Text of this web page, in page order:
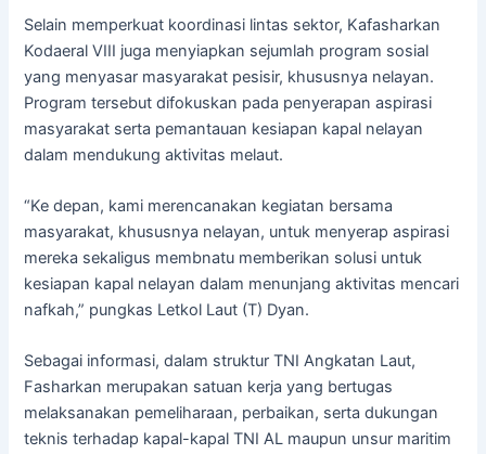
Selain memperkuat koordinasi lintas sektor, Kafasharkan
Kodaeral VIII juga menyiapkan sejumlah program sosial
yang menyasar masyarakat pesisir, khususnya nelayan.
Program tersebut difokuskan pada penyerapan aspirasi
masyarakat serta pemantauan kesiapan kapal nelayan
dalam mendukung aktivitas melaut.
“Ke depan, kami merencanakan kegiatan bersama
masyarakat, khususnya nelayan, untuk menyerap aspirasi
mereka sekaligus membnatu memberikan solusi untuk
kesiapan kapal nelayan dalam menunjang aktivitas mencari
nafkah,” pungkas Letkol Laut (T) Dyan.
Sebagai informasi, dalam struktur TNI Angkatan Laut,
Fasharkan merupakan satuan kerja yang bertugas
melaksanakan pemeliharaan, perbaikan, serta dukungan
teknis terhadap kapal-kapal TNI AL maupun unsur maritim